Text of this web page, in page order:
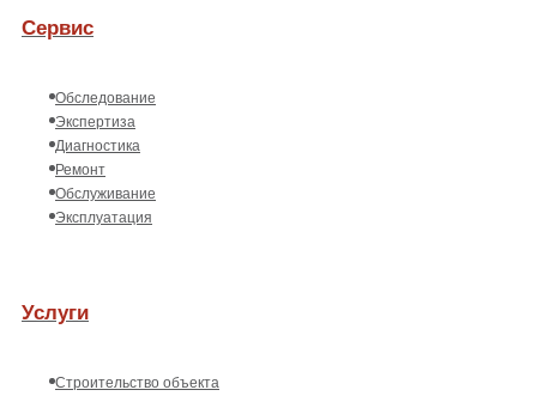
Сервис
Обследование
Экспертиза
Диагностика
Ремонт
Обслуживание
Эксплуатация
Услуги
Строительство объекта